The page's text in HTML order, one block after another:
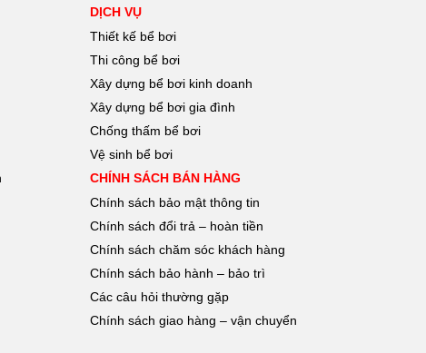
DỊCH VỤ
Thiết kế bể bơi
Thi công bể bơi
Xây dựng bể bơi kinh doanh
Xây dựng bể bơi gia đình
Chống thấm bể bơi
Vệ sinh bể bơi
CHÍNH SÁCH BÁN HÀNG
Chính sách bảo mật thông tin
Chính sách đổi trả – hoàn tiền
Chính sách chăm sóc khách hàng
Chính sách bảo hành – bảo trì
Các câu hỏi thường gặp
Chính sách giao hàng – vận chuyển